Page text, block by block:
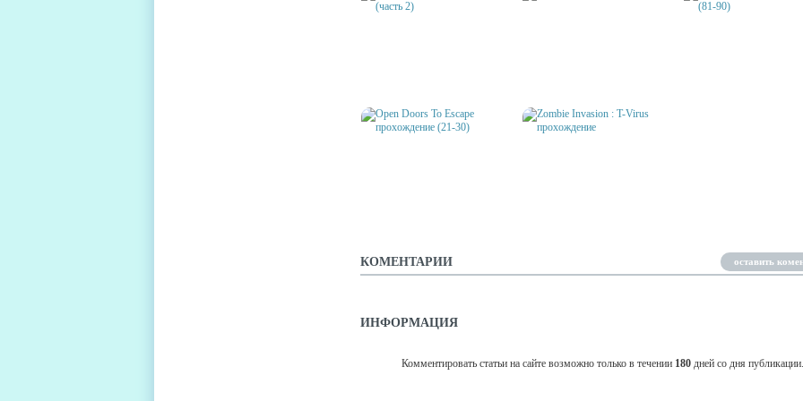
КОМЕНТАРИИ оставить
ИНФОРМАЦИЯ
Комментировать статьи на сайте возможно только в течении 180дней со дня публикации.